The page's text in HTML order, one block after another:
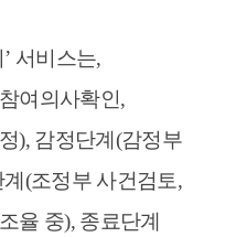
서비스는,
여의사확인,
), 감정단계(감정부
(조정부 사건검토,
율 중), 종료단계